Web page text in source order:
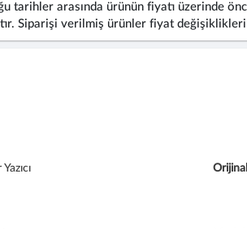
tarihler arasında ürünün fiyatı üzerinde
Siparişi verilmiş ürünler fiyat